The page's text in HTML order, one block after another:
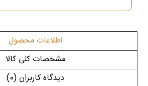
اطلاعات محصول
مشخصات کلی کالا
دیدگاه کاربران(0)